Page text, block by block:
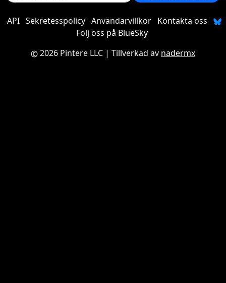
API Sekretesspolicy Användarvillkor
Kontakta oss
Följ oss på BlueSky
2026 Pintere LLC | Tillverkad av nadermx